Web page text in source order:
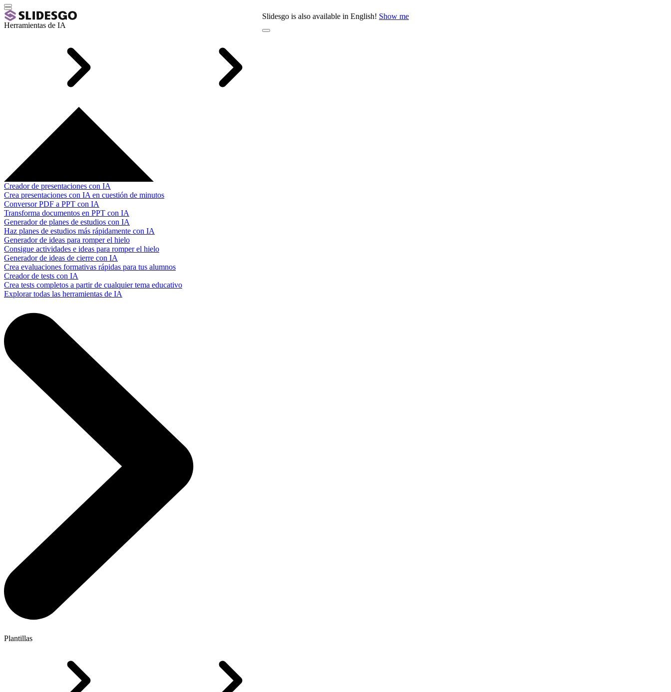
Slidesgo is also available in English! Show me
Herramientas de IA
Creador de presentaciones con IA
Crea presentaciones con IA en cuestión de minutos
Conversor PDF a PPT con IA
Transforma documentos en PPT con IA
Generador de planes de estudios con IA
Haz planes de estudios más rápidamente con IA
Generador de ideas para romper el hielo
Consigue actividades e ideas para romper el hielo
Generador de ideas de cierre con IA
Crea evaluaciones formativas rápidas para tus alumnos
Creador de tests con IA
Crea tests completos a partir de cualquier tema educativo
Explorar todas las herramientas de IA
Plantillas